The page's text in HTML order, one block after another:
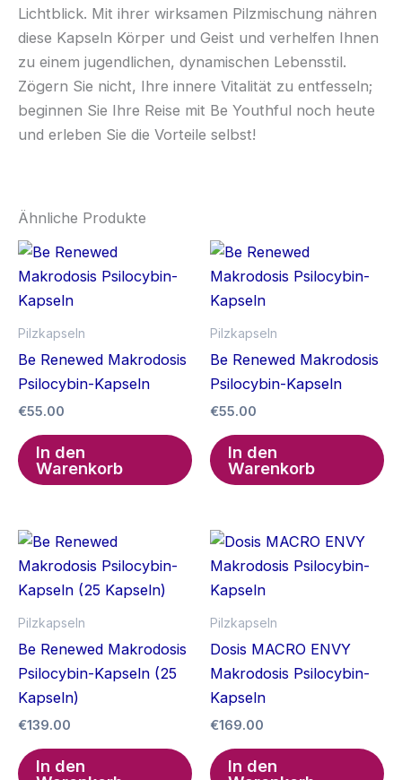
Lichtblick. Mit ihrer wirksamen Pilzmischung nähren
diese Kapseln Körper und Geist und verhelfen Ihnen
zu einem jugendlichen, dynamischen Lebensstil.
Zögern Sie nicht, Ihre innere Vitalität zu entfesseln;
beginnen Sie Ihre Reise mit Be Youthful noch heute
und erleben Sie die Vorteile selbst!
Ähnliche Produkte
Pilzkapseln
Be Renewed Makrodosis
Psilocybin-Kapseln
€55.00
In den
Warenkorb
Pilzkapseln
Be Renewed Makrodosis
Psilocybin-Kapseln
€55.00
In den
Warenkorb
Pilzkapseln
Be Renewed Makrodosis
Psilocybin-Kapseln (25
Kapseln)
€139.00
In den
Pilzkapseln
Dosis MACRO ENVY
Makrodosis Psilocybin-
Kapseln
€169.00
In den